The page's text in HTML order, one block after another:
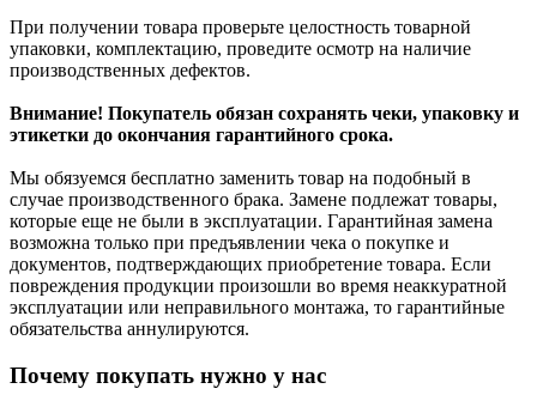
При получении товара проверьте целостность товарной
упаковки, комплектацию, проведите осмотр на наличие
производственных дефектов.
Внимание! Покупатель обязан сохранять чеки, упаковку и
этикетки до окончания гарантийного срока.
Мы обязуемся бесплатно заменить товар на подобный в
случае производственного брака. Замене подлежат товары,
которые еще не были в эксплуатации. Гарантийная замена
возможна только при предъявлении чека о покупке и
документов, подтверждающих приобретение товара. Если
повреждения продукции произошли во время неаккуратной
эксплуатации или неправильного монтажа, то гарантийные
обязательства аннулируются.
Почему покупать нужно у нас